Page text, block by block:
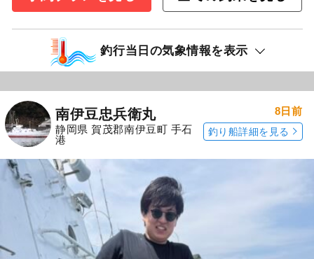
釣行当日の気象情報を表示
南伊豆忠兵衛丸
静岡県 賀茂郡南伊豆町 手石
港
8日前
釣り船詳細を見る